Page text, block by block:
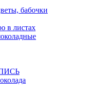
бабочки
в листах